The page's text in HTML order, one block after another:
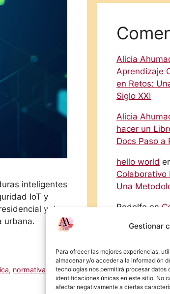
Gestionar
Para ofrecer las mejores experiencias,
almacenar y/o acceder a la información
tecnologías nos permitirá procesar
identificaciones únicas en este sitio. No
afectar negativamente a ciertas
inteligentes
IoT y
y de
urbana.
, normativa
Alicia
Aprendizaje
en Retos:
Siglo XXI
Alicia
hacer un
Docs Paso a
hello world
Colaborativo
Una
Rodolfo en
Paso
Eliecer
Diferencias y
NIC y las